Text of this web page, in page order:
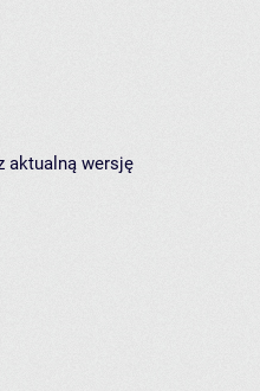
aktualną wersję